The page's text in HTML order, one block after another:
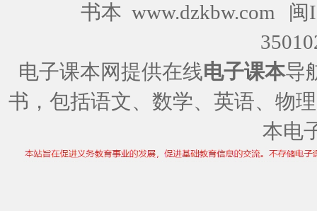
书本 www.dzkbw.com
闽
电子课本网提供在线电子课本导
书，包括语文、数学、英语、物
本电